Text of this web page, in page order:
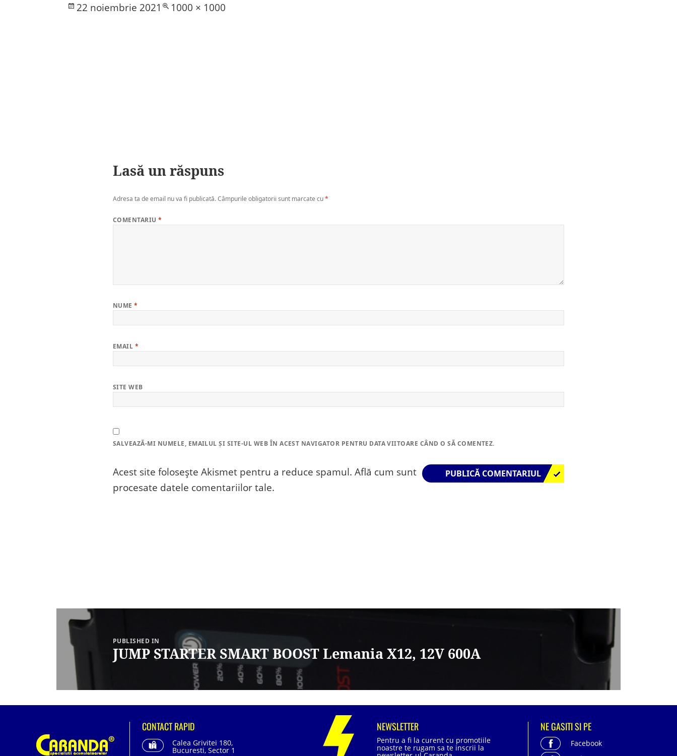
Posted
22 noiembrie 2021
Full
1000 × 1000
Lasă un răspuns
Adresa ta de email nu va fi publicată.Câmpurile obligatorii sunt marcate cu*
COMENTARIU*
NUME*
EMAIL *
SITE WEB
SALVEAZĂ-MI NUMELE, EMAILUL ȘI SITE-UL WEB ÎN ACEST NAVIGATOR PENTRU DATA VIITOARE CÂND O SĂ COMENTEZ.
Acest site folosește Akismet pentru a reduce spamul. Află cum sunt
procesate datele comentariilor tale.
Navigare
articole
PUBLISHED IN
JUMP STARTER SMART BOOST Lemania X12, 12V 600A
CONTACT RAPID
Calea Grivitei 180,
Bucuresti, Sector 1
NEWSLETTER
Pentru a fi la curent cu promotiile
noastre te rugam sa te inscrii la
NE GASITI SI PE
Facebook